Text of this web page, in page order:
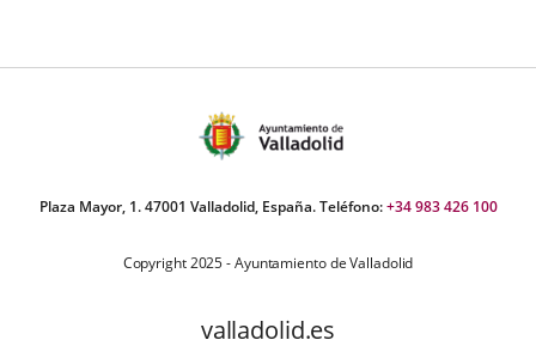
Plaza Mayor, 1. 47001 Valladolid, España. Teléfono:+34 983 426 100
Copyright 2025 - Ayuntamiento de Valladolid
valladolid.es